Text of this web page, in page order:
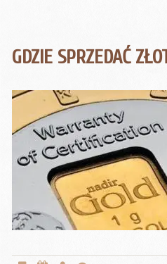
GDZIE SPRZEDAĆ